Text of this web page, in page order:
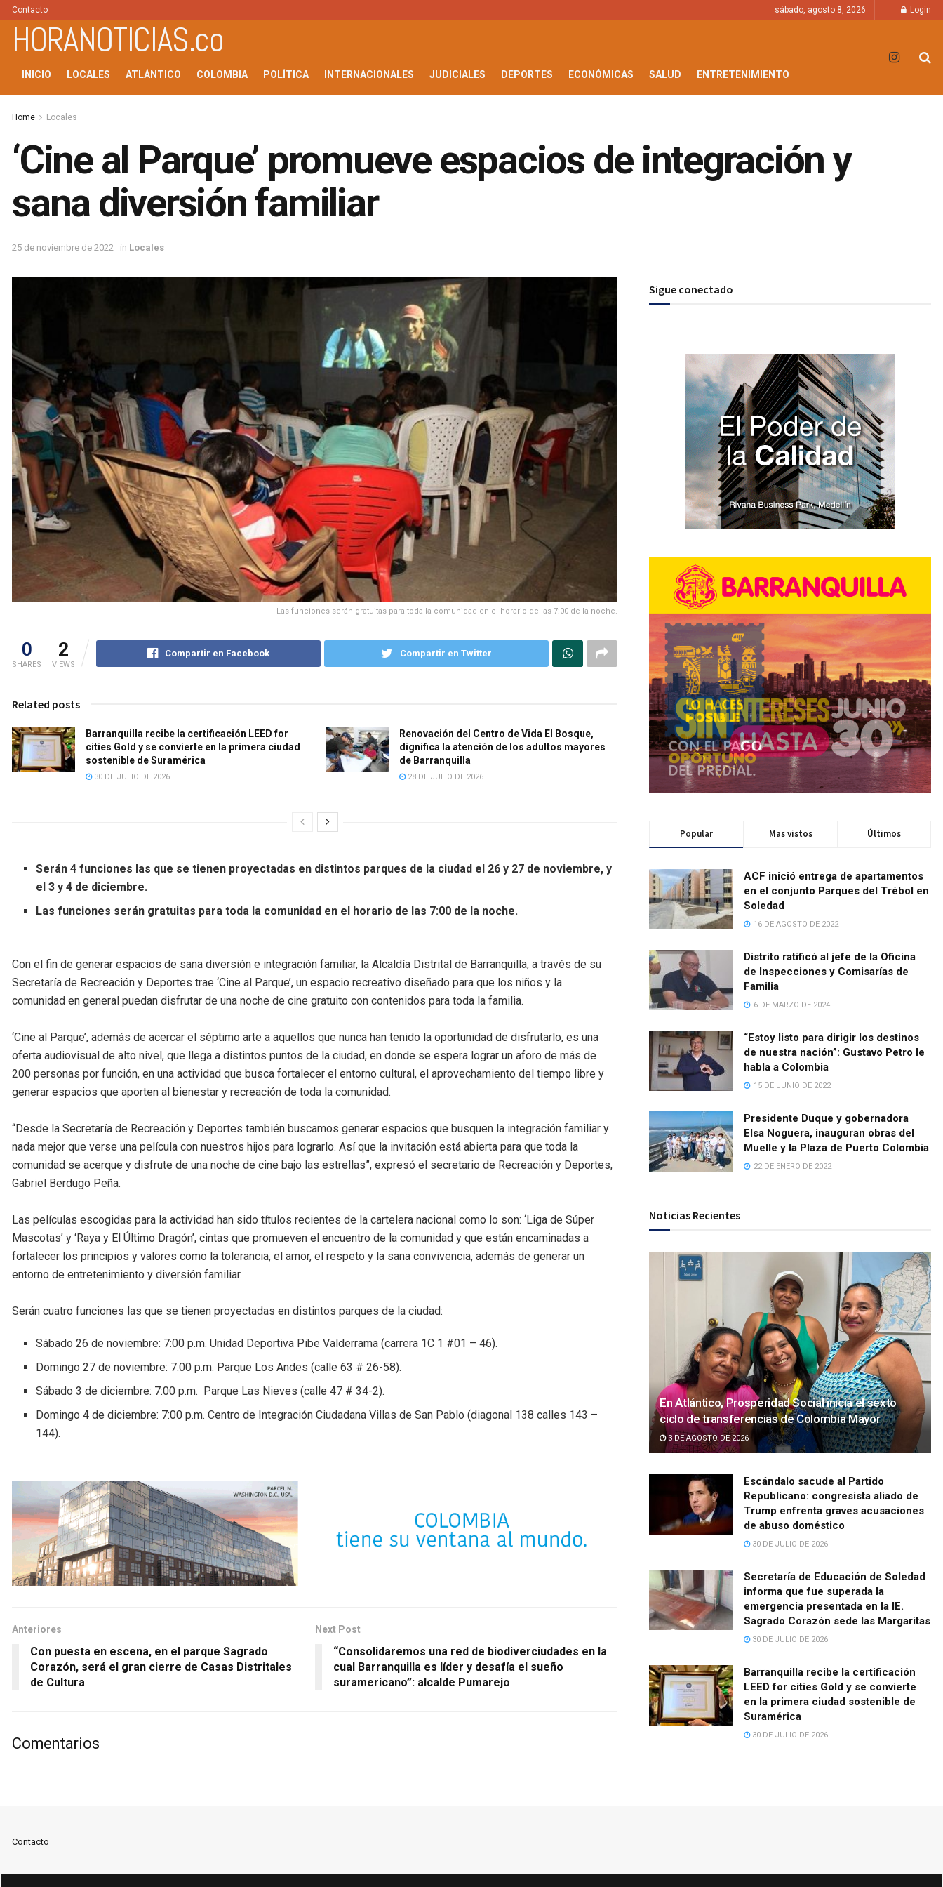
Contacto sábado, agosto 8, 2026 Login
HORANOTICIAS.co
INICIO LOCALES ATLÁNTICO COLOMBIA POLÍTICA INTERNACIONALES JUDICIALES DEPORTES ECONÓMICAS SALUD ENTRETENIMIENTO
Home Locales
‘Cine al Parque’ promueve espacios de integración y
sana diversión familiar
25 de noviembre de 2022 in Locales
Las funciones serán gratuitas para toda la comunidad en el horario de las 7:00 de la noche.
0
SHARES
2
VIEWS
Compartir en Facebook Compartir en Twitter
Related posts
Barranquilla recibe la certificación LEED for
cities Gold y se convierte en la primera ciudad
sostenible de Suramérica
30 DE JULIO DE 2026
Renovación del Centro de Vida El Bosque,
dignifica la atención de los adultos mayores
de Barranquilla
28 DE JULIO DE 2026
Serán 4 funciones las que se tienen proyectadas en distintos parques de la ciudad el 26 y 27 de noviembre, y
el 3 y 4 de diciembre.
Las funciones serán gratuitas para toda la comunidad en el horario de las 7:00 de la noche.
Con el fin de generar espacios de sana diversión e integración familiar, la Alcaldía Distrital de Barranquilla, a través de su
Secretaría de Recreación y Deportes trae ‘Cine al Parque’, un espacio recreativo diseñado para que los niños y la
comunidad en general puedan disfrutar de una noche de cine gratuito con contenidos para toda la familia.
‘Cine al Parque’, además de acercar el séptimo arte a aquellos que nunca han tenido la oportunidad de disfrutarlo, es una
oferta audiovisual de alto nivel, que llega a distintos puntos de la ciudad, en donde se espera lograr un aforo de más de
200 personas por función, en una actividad que busca fortalecer el entorno cultural, el aprovechamiento del tiempo libre y
generar espacios que aporten al bienestar y recreación de toda la comunidad.
“Desde la Secretaría de Recreación y Deportes también buscamos generar espacios que busquen la integración familiar y
nada mejor que verse una película con nuestros hijos para lograrlo. Así que la invitación está abierta para que toda la
comunidad se acerque y disfrute de una noche de cine bajo las estrellas”, expresó el secretario de Recreación y Deportes,
Gabriel Berdugo Peña.
Las películas escogidas para la actividad han sido títulos recientes de la cartelera nacional como lo son: ‘Liga de Súper
Mascotas’ y ‘Raya y El Último Dragón’, cintas que promueven el encuentro de la comunidad y que están encaminadas a
fortalecer los principios y valores como la tolerancia, el amor, el respeto y la sana convivencia, además de generar un
entorno de entretenimiento y diversión familiar.
Serán cuatro funciones las que se tienen proyectadas en distintos parques de la ciudad:
Sábado 26 de noviembre: 7:00 p.m. Unidad Deportiva Pibe Valderrama (carrera 1C 1 #01 – 46).
Domingo 27 de noviembre: 7:00 p.m. Parque Los Andes (calle 63 # 26-58).
Sábado 3 de diciembre: 7:00 p.m. Parque Las Nieves (calle 47 # 34-2).
Domingo 4 de diciembre: 7:00 p.m. Centro de Integración Ciudadana Villas de San Pablo (diagonal 138 calles 143 –
144).
Anteriores
Con puesta en escena, en el parque Sagrado
Corazón, será el gran cierre de Casas Distritales
de Cultura
Next Post
“Consolidaremos una red de biodiverciudades en la
cual Barranquilla es líder y desafía el sueño
suramericano”: alcalde Pumarejo
Comentarios
Sigue conectado
Popular Mas vistos Últimos
ACF inició entrega de apartamentos
en el conjunto Parques del Trébol en
Soledad
16 DE AGOSTO DE 2022
Distrito ratificó al jefe de la Oficina
de Inspecciones y Comisarías de
Familia
6 DE MARZO DE 2024
“Estoy listo para dirigir los destinos
de nuestra nación”: Gustavo Petro le
habla a Colombia
15 DE JUNIO DE 2022
Presidente Duque y gobernadora
Elsa Noguera, inauguran obras del
Muelle y la Plaza de Puerto Colombia
22 DE ENERO DE 2022
Noticias Recientes
En Atlántico, Prosperidad Social inicia el sexto
ciclo de transferencias de Colombia Mayor
3 DE AGOSTO DE 2026
Escándalo sacude al Partido
Republicano: congresista aliado de
Trump enfrenta graves acusaciones
de abuso doméstico
30 DE JULIO DE 2026
Secretaría de Educación de Soledad
informa que fue superada la
emergencia presentada en la IE.
Sagrado Corazón sede las Margaritas
30 DE JULIO DE 2026
Barranquilla recibe la certificación
LEED for cities Gold y se convierte
en la primera ciudad sostenible de
Suramérica
30 DE JULIO DE 2026
Contacto